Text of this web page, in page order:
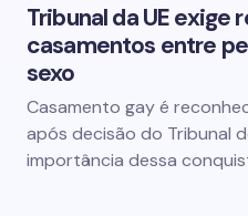
Tribunal da UE
casamentos entre
sexo
Casamento gay é
após decisão do Tribunal
importância dessa